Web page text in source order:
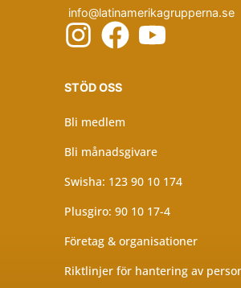
info@latinamerikagrupperna.se
STÖD OSS
Bli medlem
Bli månadsgivare
Swisha: 123 90 10 174
Plusgiro: 90 10 17-4
Företag & organisationer
Riktlinjer för hantering av